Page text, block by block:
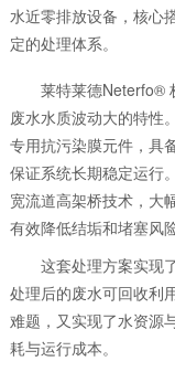
水近零排放设备，核心
定的处理体系。
莱特莱德Neterfo®
废水水质波动大的特性
专用抗污染膜元件，具
保证系统长期稳定运行
宽流道高架桥技术，大
有效降低结垢和堵塞风
这套处理方案实现了
处理后的废水可回收利
难题，又实现了水资源
耗与运行成本。